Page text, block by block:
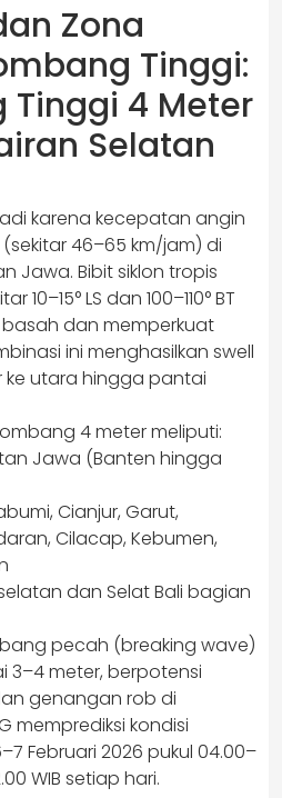
Zona
Tinggi:
Tinggi 4 Meter
Selatan
karena kecepatan angin
46–65 km/jam) di
Jawa. Bibit siklon tropis
LS dan 100–110° BT
dan memperkuat
ini menghasilkan swell
utara hingga pantai
4 meter meliputi:
Jawa (Banten hingga
Cianjur, Garut,
Cilacap, Kebumen,
dan Selat Bali bagian
pecah (breaking wave)
3–4 meter, berpotensi
genangan rob di
memprediksi kondisi
Februari 2026 pukul 04.00–
WIB setiap hari.